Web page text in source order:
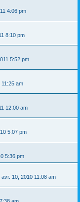
4:06 pm
8:10 pm
5:52 pm
11:25 am
12:00 am
5:07 pm
5:36 pm
avr. 10, 2010 11:08 am